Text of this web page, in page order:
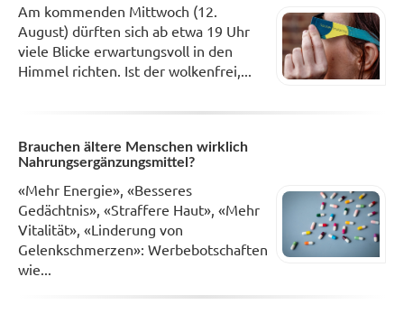
Am kommenden Mittwoch (12.
August) dürften sich ab etwa 19 Uhr
viele Blicke erwartungsvoll in den
Himmel richten. Ist der wolkenfrei,...
Brauchen ältere Menschen wirklich
Nahrungsergänzungsmittel?
«Mehr Energie», «Besseres
Gedächtnis», «Straffere Haut», «Mehr
Vitalität», «Linderung von
Gelenkschmerzen»: Werbebotschaften
wie...